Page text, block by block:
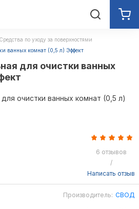
Средства по уходу за поверхностями
ванных комнат (0,5 л) Эффект
для очистки ванных
6 отзывов
/
Написать отзыв
Производитель: СВОД